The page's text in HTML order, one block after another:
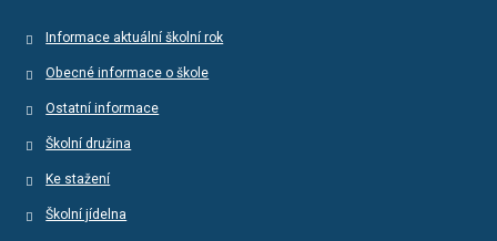
Informace aktuální školní rok
Obecné informace o škole
Ostatní informace
Školní družina
Ke stažení
Školní jídelna